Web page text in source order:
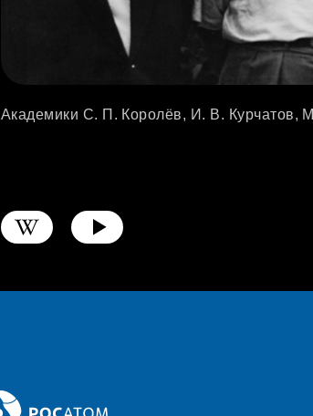
Академики С. П. Королёв, И. В. Курчатов,